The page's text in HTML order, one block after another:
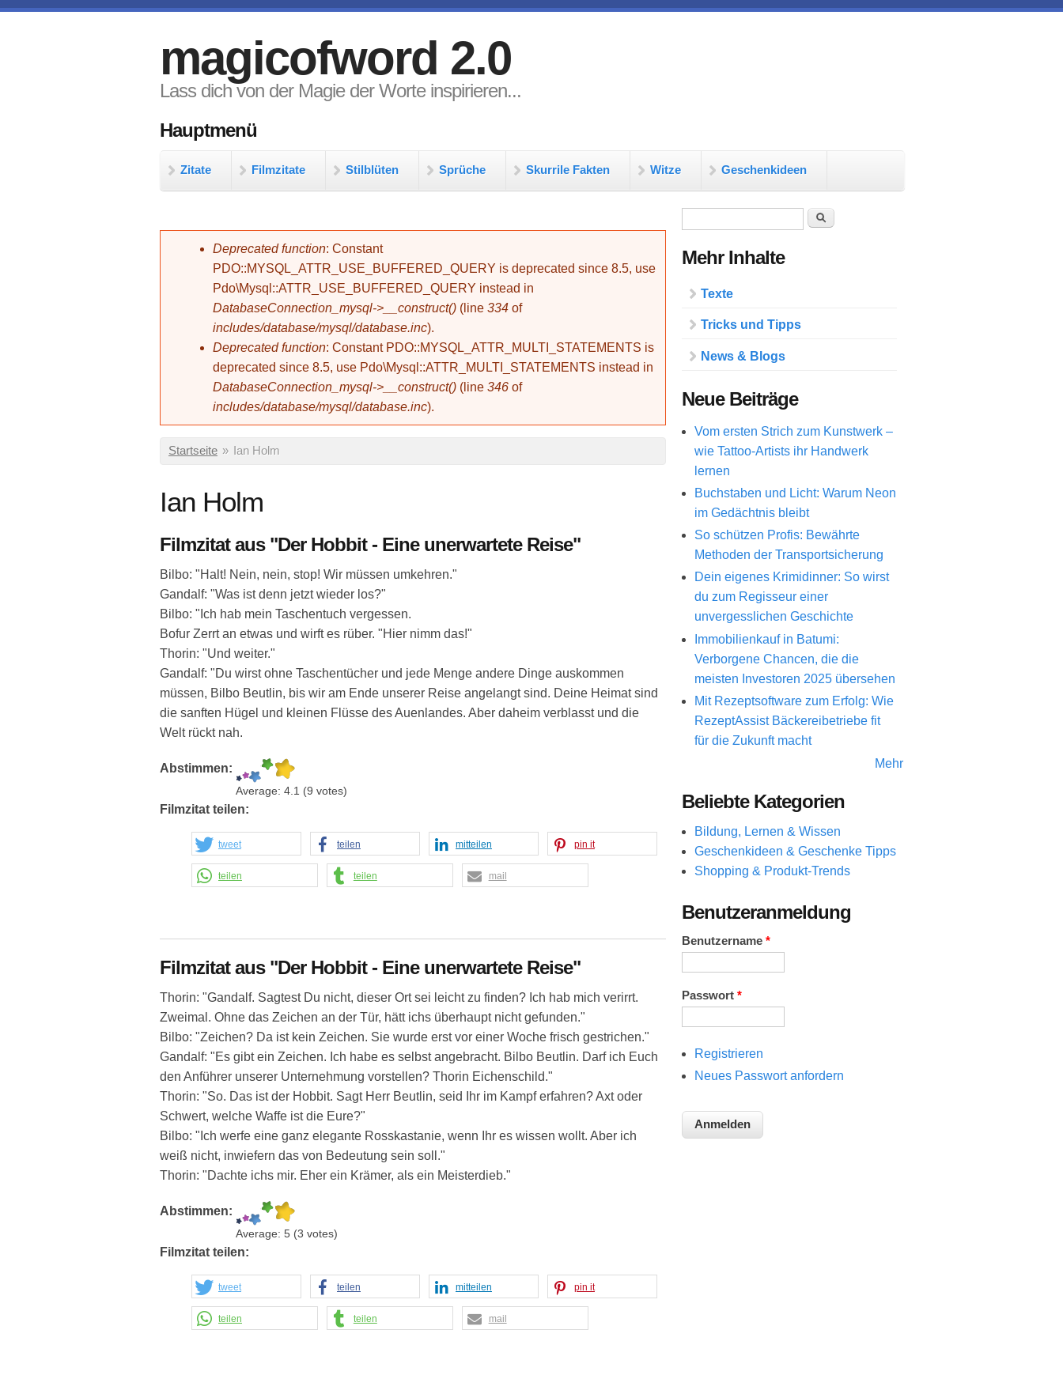
magicofword 2.0
Lass dich von der Magie der Worte inspirieren...
Hauptmenü
Zitate Filmzitate Stilblüten Sprüche Skurrile Fakten Witze Geschenkideen
Fehlermeldung
Deprecated function: Constant
PDO::MYSQL_ATTR_USE_BUFFERED_QUERY is deprecated since 8.5, use
Pdo\Mysql::ATTR_USE_BUFFERED_QUERY instead in
DatabaseConnection_mysql->__construct() (line 334 of
includes/database/mysql/database.inc).
Deprecated function: Constant PDO::MYSQL_ATTR_MULTI_STATEMENTS is
deprecated since 8.5, use Pdo\Mysql::ATTR_MULTI_STATEMENTS instead in
DatabaseConnection_mysql->__construct() (line 346 of
includes/database/mysql/database.inc).
Sie sind hier
Startseite » Ian Holm
Ian Holm
Filmzitat aus "Der Hobbit - Eine unerwartete Reise"
Bilbo: "Halt! Nein, nein, stop! Wir müssen umkehren."
Gandalf: "Was ist denn jetzt wieder los?"
Bilbo: "Ich hab mein Taschentuch vergessen.
Bofur Zerrt an etwas und wirft es rüber. "Hier nimm das!"
Thorin: "Und weiter."
Gandalf: "Du wirst ohne Taschentücher und jede Menge andere Dinge auskommen
müssen, Bilbo Beutlin, bis wir am Ende unserer Reise angelangt sind. Deine Heimat sind
die sanften Hügel und kleinen Flüsse des Auenlandes. Aber daheim verblasst und die
Welt rückt nah.
Abstimmen:
Average: 4.1 (9 votes)
Filmzitat teilen:
tweet teilen mitteilen pin it
teilen teilen mail
Filmzitat aus "Der Hobbit - Eine unerwartete Reise"
Thorin: "Gandalf. Sagtest Du nicht, dieser Ort sei leicht zu finden? Ich hab mich verirrt.
Zweimal. Ohne das Zeichen an der Tür, hätt ichs überhaupt nicht gefunden."
Bilbo: "Zeichen? Da ist kein Zeichen. Sie wurde erst vor einer Woche frisch gestrichen."
Gandalf: "Es gibt ein Zeichen. Ich habe es selbst angebracht. Bilbo Beutlin. Darf ich Euch
den Anführer unserer Unternehmung vorstellen? Thorin Eichenschild."
Thorin: "So. Das ist der Hobbit. Sagt Herr Beutlin, seid Ihr im Kampf erfahren? Axt oder
Schwert, welche Waffe ist die Eure?"
Bilbo: "Ich werfe eine ganz elegante Rosskastanie, wenn Ihr es wissen wollt. Aber ich
weiß nicht, inwiefern das von Bedeutung sein soll."
Thorin: "Dachte ichs mir. Eher ein Krämer, als ein Meisterdieb."
Abstimmen:
Average: 5 (3 votes)
Filmzitat teilen:
tweet teilen mitteilen pin it
teilen teilen mail
Suche
Mehr Inhalte
Texte
Tricks und Tipps
News & Blogs
Neue Beiträge
Vom ersten Strich zum Kunstwerk –
wie Tattoo-Artists ihr Handwerk
lernen
Buchstaben und Licht: Warum Neon
im Gedächtnis bleibt
So schützen Profis: Bewährte
Methoden der Transportsicherung
Dein eigenes Krimidinner: So wirst
du zum Regisseur einer
unvergesslichen Geschichte
Immobilienkauf in Batumi:
Verborgene Chancen, die die
meisten Investoren 2025 übersehen
Mit Rezeptsoftware zum Erfolg: Wie
RezeptAssist Bäckereibetriebe fit
für die Zukunft macht
Mehr
Beliebte Kategorien
Bildung, Lernen & Wissen
Geschenkideen & Geschenke Tipps
Shopping & Produkt-Trends
Benutzeranmeldung
Benutzername *
Passwort *
Registrieren
Neues Passwort anfordern